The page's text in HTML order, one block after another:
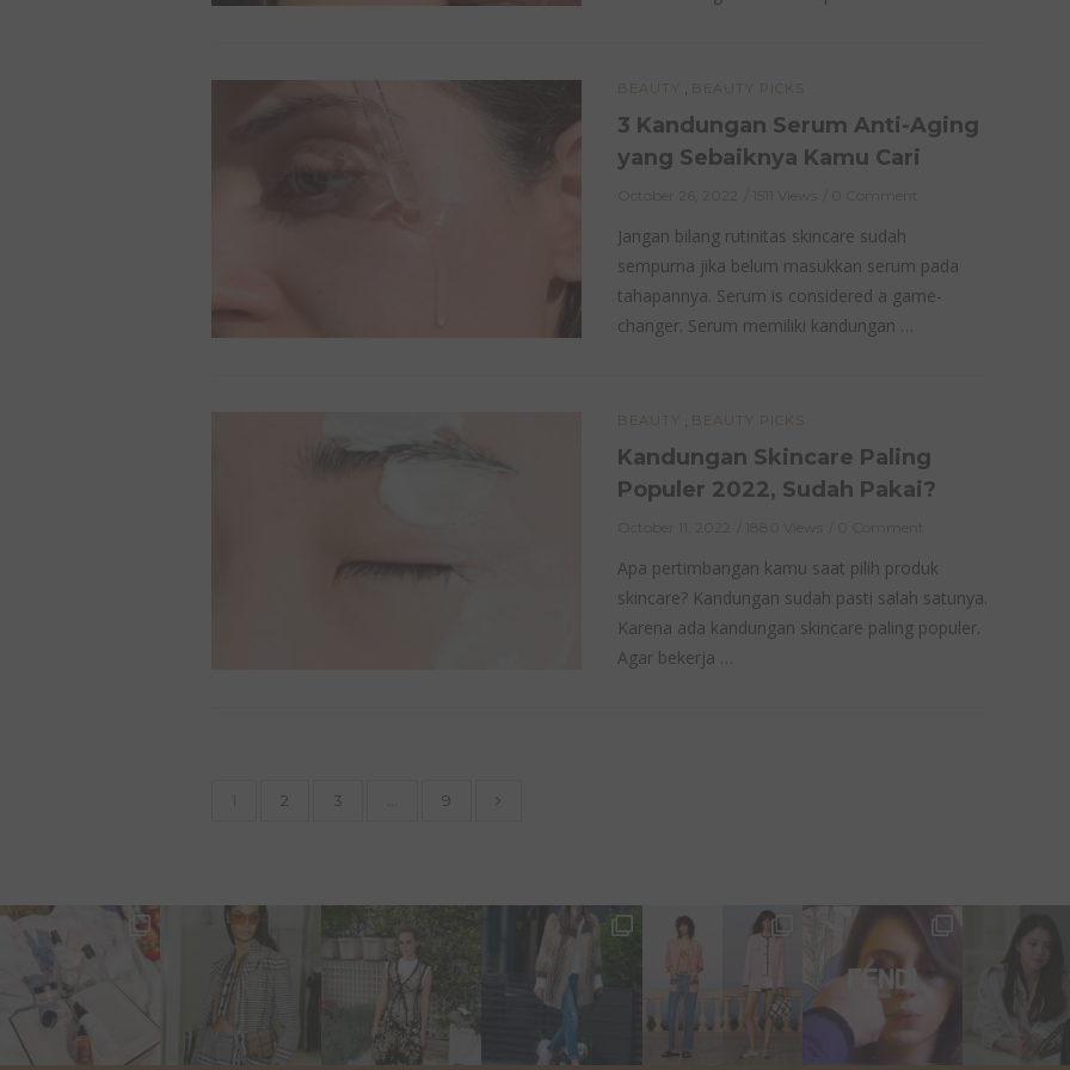
BEAUTY BEAUTY PICKS
3 Kandungan Serum Anti-Aging
yang Sebaiknya Kamu Cari
Jangan bilang rutinitas skincare sudah
sempurna jika belum masukkan serum pada
tahapannya. Serum is considered a game-
changer. Serum memiliki kandungan …
BEAUTY BEAUTY PICKS
Kandungan Skincare Paling
Populer 2022, Sudah Pakai?
Apa pertimbangan kamu saat pilih produk
skincare? Kandungan sudah pasti salah satunya.
Karena ada kandungan skincare paling populer.
Agar bekerja …
1 2 3 9